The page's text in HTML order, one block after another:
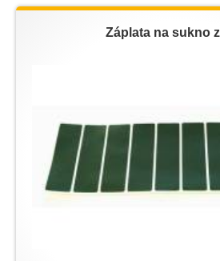
Záplata na sukno